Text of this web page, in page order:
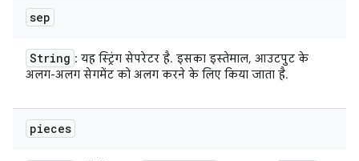
sep
String : यह स्ट्रिंग सेपरेटर है. इसका इस्तेमाल, आउटपुट के
अलग-अलग सेगमेंट को अलग करने के लिए किया जाता है.
pieces